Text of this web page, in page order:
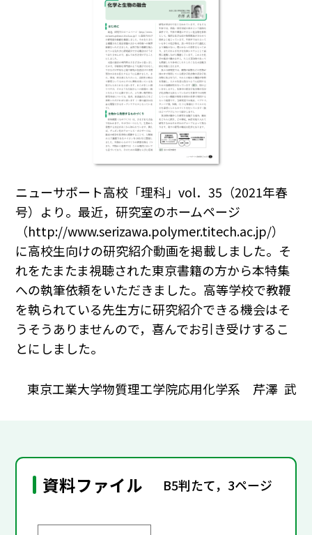
ニューサポート高校「理科」vol．35（2021年春
号）より。最近，研究室のホームページ
（http://www.serizawa.polymer.titech.ac.jp/）
に高校生向けの研究紹介動画を掲載しました。そ
れをたまたま視聴された東京書籍の方から本特集
への執筆依頼をいただきました。高等学校で教鞭
を執られている先生方に研究紹介できる機会はそ
うそうありませんので，喜んでお引き受けするこ
とにしました。
東京工業大学物質理工学院応用化学系 芹澤 武
資料ファイル B5判たて，3ページ